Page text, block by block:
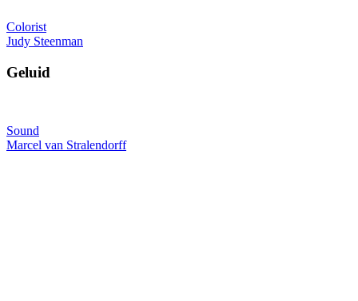
Colorist
Judy Steenman
Geluid
Sound
Marcel van Stralendorff